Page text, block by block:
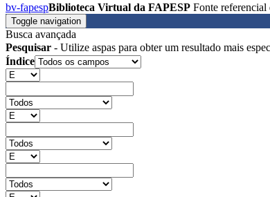
bv-fapespBiblioteca Virtual da FAPESP Fonte referencial
Toggle navigation
Busca avançada
Pesquisar - Utilize aspas para obter um resultado mais
Índice